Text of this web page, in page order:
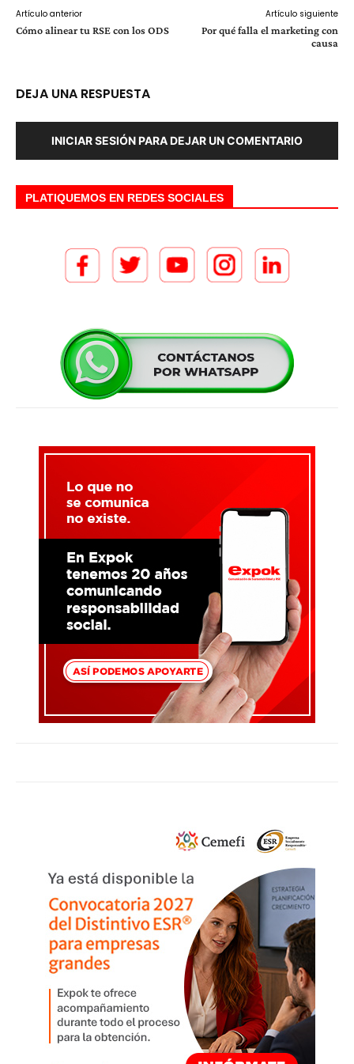
Artículo anterior
Cómo alinear tu RSE con los ODS
Artículo siguiente
Por qué falla el marketing con
causa
DEJA UNA RESPUESTA
INICIAR SESIÓN PARA DEJAR UN COMENTARIO
PLATIQUEMOS EN REDES SOCIALES